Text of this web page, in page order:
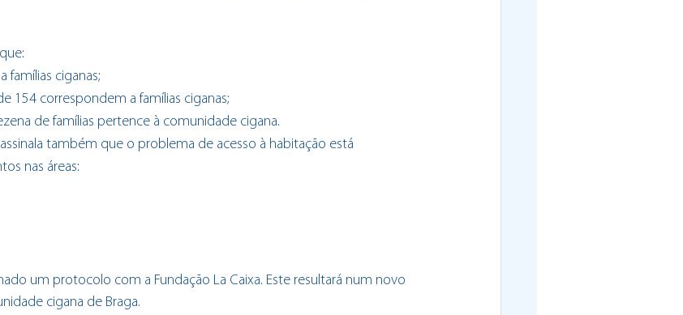
famílias ciganas;
154 correspondem a famílias ciganas;
de famílias pertence à comunidade cigana.
também que o problema de acesso à habitação está
nas áreas:
um protocolo com a Fundação La Caixa. Este resultará num novo
cigana de Braga.